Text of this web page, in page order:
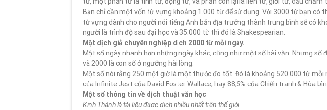
Bạn chỉ cần một vốn từ vựng khoảng 1.000 từ để sử dụng. Với 3000 từ bạn có
từ vựng dành cho người nói tiếng Anh bản địa trưởng thành trung bình sẽ có
người là trình độ sau đại học và 35.000 từ thì đó là Shakespearian.
Một dịch giả chuyên nghiệp dịch 2000 từ mỗi ngày.
Một số ngày nhanh hơn những ngày khác, cũng như một số bài văn. Nhưng số
và 2000 là con số ở ngưỡng hài lòng.
Một số nói rằng 250 một giờ là một thước đo tốt. Đó là khoảng 520.000 từ
của Infinite Jest của David Foster Wallace, hay 88,5% của Chiến tranh & Hòa
Một số thông tin về dịch thuật văn học
Kinh Thánh là tài liệu được dịch nhiều nhất trên thế giới